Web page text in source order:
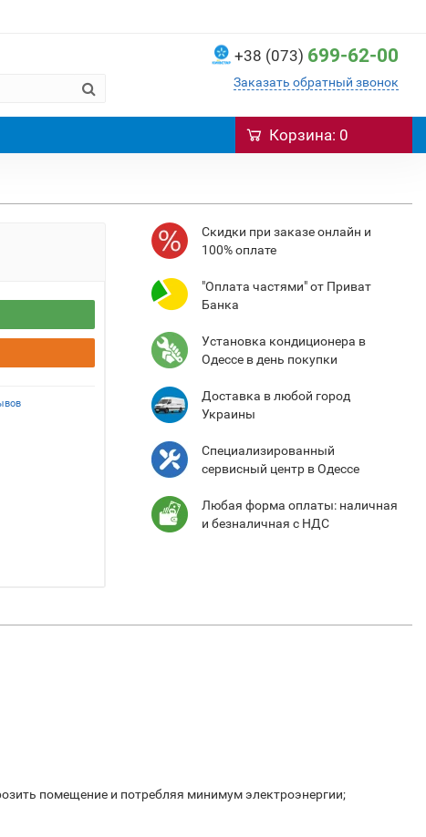
+38 (073) 699-62-00
Заказать обратный звонок
Корзина: 0
Cкидки при заказе онлайн и
100% оплате
"Оплата частями" от Приват
Банка
Установка кондиционера в
Одессе в день покупки
Доставка в любой город
Украины
Специализированный
сервисный центр в Одессе
Любая форма оплаты: наличная
и безналичная с НДС
помещение и потребляя минимум электроэнергии;